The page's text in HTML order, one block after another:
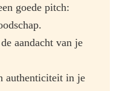
goede pitch:
aandacht van je
authenticiteit in je